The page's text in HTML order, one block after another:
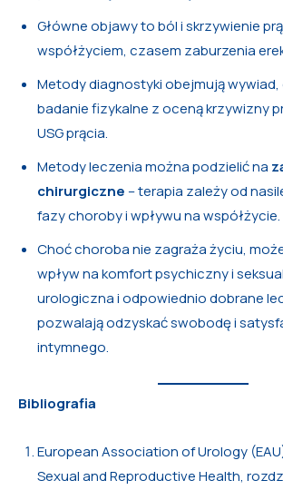
Główne objawy to ból i skrzywienie
współżyciem, czasem zaburzenia
Metody diagnostyki obejmują wywiad,
badanie fizykalne z oceną krzywizny
USG prącia.
Metody leczenia można podzielić na
chirurgiczne – terapia zależy od
fazy choroby i wpływu na współżycie.
Choć choroba nie zagraża życiu,
wpływ na komfort psychiczny i
urologiczna i odpowiednio dobrane
pozwalają odzyskać swobodę i
intymnego.
Bibliografia
European Association of Urology
Sexual and Reproductive Health, rozdz.